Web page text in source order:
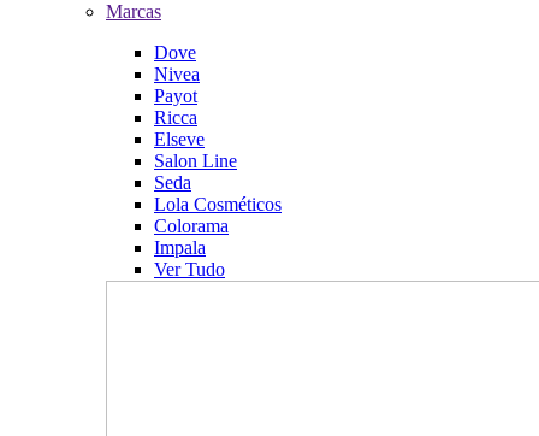
Marcas
Dove
Nivea
Payot
Ricca
Elseve
Salon Line
Seda
Lola Cosméticos
Colorama
Impala
Ver Tudo